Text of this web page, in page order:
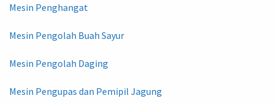
Mesin Penghangat
Mesin Pengolah Buah Sayur
Mesin Pengolah Daging
Mesin Pengupas dan Pemipil Jagung